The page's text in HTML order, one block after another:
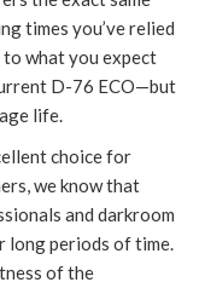
times you’ve relied
to what you expect
D-76 ECO—but
life.
choice for
we know that
and darkroom
long periods of time.
of the